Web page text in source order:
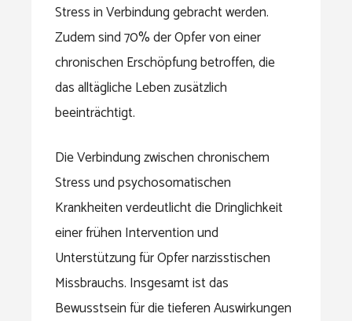
Stress in Verbindung gebracht werden.
Zudem sind 70% der Opfer von einer
chronischen Erschöpfung betroffen, die
das alltägliche Leben zusätzlich
beeinträchtigt.
Die Verbindung zwischen chronischem
Stress und psychosomatischen
Krankheiten verdeutlicht die Dringlichkeit
einer frühen Intervention und
Unterstützung für Opfer narzisstischen
Missbrauchs. Insgesamt ist das
Bewusstsein für die tieferen Auswirkungen